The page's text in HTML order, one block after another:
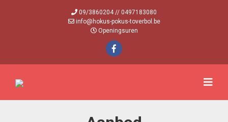
09/3860204 // 0497183080
info@hokus-pokus-toverbol.be
Openingsuren